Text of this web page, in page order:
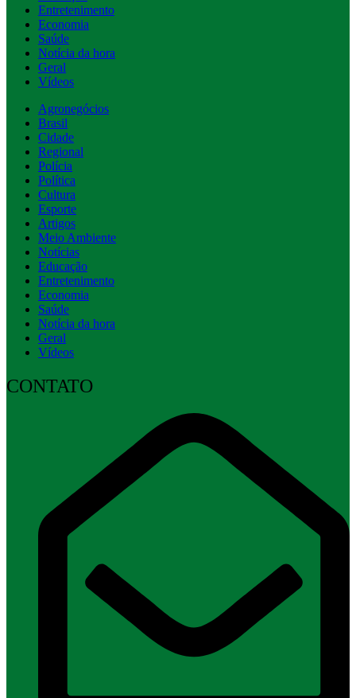
Entretenimento
Economia
Saúde
Notícia da hora
Geral
Vídeos
Agronegócios
Brasil
Cidade
Regional
Polícia
Política
Cultura
Esporte
Artigos
Meio Ambiente
Notícias
Educação
Entretenimento
Economia
Saúde
Notícia da hora
Geral
Vídeos
CONTATO